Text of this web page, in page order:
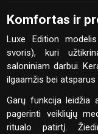
Komfortas ir
Luxe Edition
svoris), kuri
saloniniam darbui.
ilgaamžis bei atsparus
Garų funkcija leidžia
pagerinti veikliųjų
ritualo patirtį.